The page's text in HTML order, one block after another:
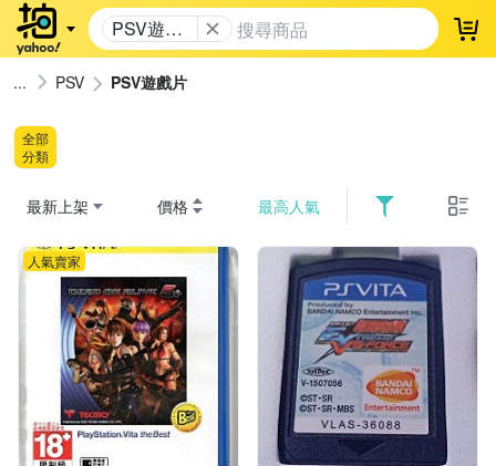
PSV遊戲
片
登
PSV PSV遊戲片
全部
分類
最新上架 價格 最高人氣
人氣賣家